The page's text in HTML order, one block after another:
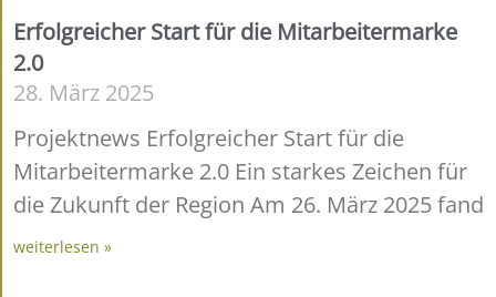
Erfolgreicher Start für die Mitarbeitermarke
2.0
28. März 2025
Projektnews Erfolgreicher Start für die
Mitarbeitermarke 2.0 Ein starkes Zeichen für
die Zukunft der Region Am 26. März 2025 fand
weiterlesen »